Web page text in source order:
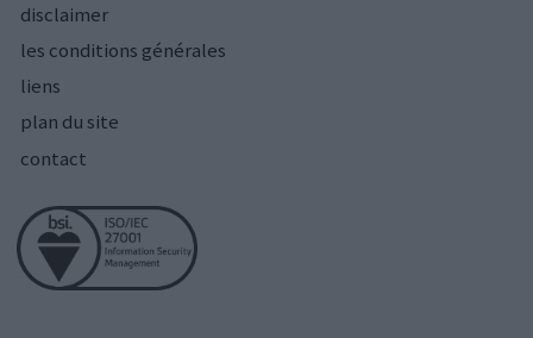
disclaimer
les conditions générales
liens
plan du site
contact